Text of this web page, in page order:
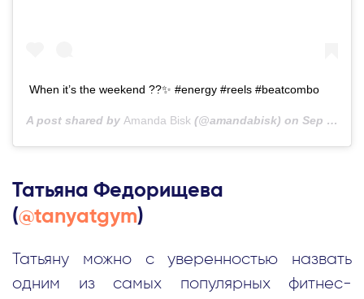
When it’s the weekend ??✨ #energy #reels #beatcombo
A post shared by Amanda Bisk (@amandabisk) on Sep 11, 2020 at 1:40am PDT
Татьяна Федорищева
(@tanyatgym)
Татьяну можно с уверенностью назвать
одним из самых популярных фитнес-